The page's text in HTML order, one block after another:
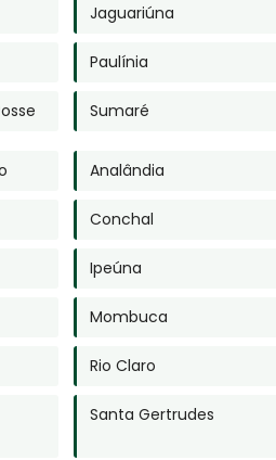
Jaguariúna
Paulínia
Sumaré
Analândia
Conchal
Ipeúna
Mombuca
Rio Claro
Santa Gertrudes
reservado. Sua reprodução, parcial ou
autorais
Americana